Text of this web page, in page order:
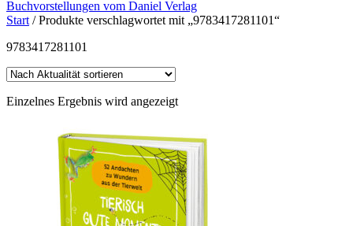
Buchvorstellungen vom Daniel Verlag
Start / Produkte verschlagwortet mit „9783417281101“
9783417281101
Einzelnes Ergebnis wird angezeigt